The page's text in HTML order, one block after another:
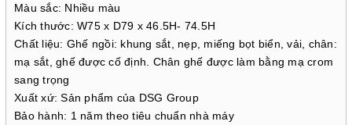
Màu sắc: Nhiều màu
Kích thước: W75 x D79 x 46.5H- 74.5H
Chất liệu: Ghế ngồi: khung sắt, nẹp, miếng bọt biển, vải, chân:
mạ sắt, ghế được cố định. Chân ghế được làm bằng mạ crom
sang trọng
Xuất xứ: Sản phẩm của DSG Group
Bảo hành: 1 năm theo tiêu chuẩn nhà máy